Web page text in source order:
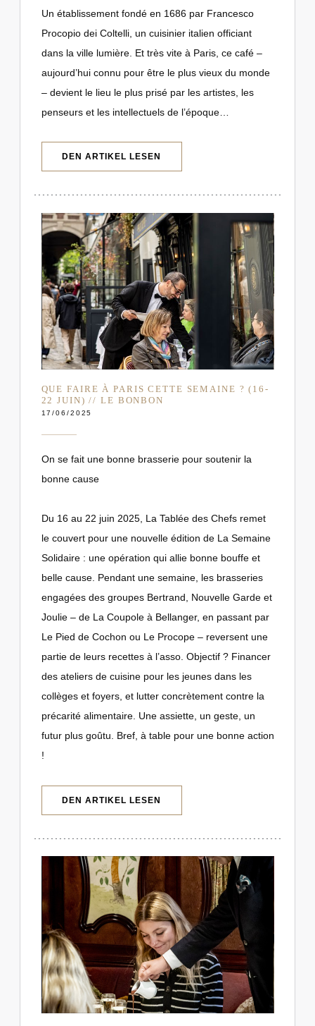
Un établissement fondé en 1686 par Francesco
Procopio dei Coltelli, un cuisinier italien officiant
dans la ville lumière. Et très vite à Paris, ce café –
aujourd’hui connu pour être le plus vieux du monde
– devient le lieu le plus prisé par les artistes, les
penseurs et les intellectuels de l’époque…
DEN ARTIKEL LESEN
QUE FAIRE À PARIS CETTE SEMAINE ? (16-
22 JUIN) // LE BONBON
17/06/2025
On se fait une bonne brasserie pour soutenir la
bonne cause
Du 16 au 22 juin 2025, La Tablée des Chefs remet
le couvert pour une nouvelle édition de La Semaine
Solidaire : une opération qui allie bonne bouffe et
belle cause. Pendant une semaine, les brasseries
engagées des groupes Bertrand, Nouvelle Garde et
Joulie – de La Coupole à Bellanger, en passant par
Le Pied de Cochon ou Le Procope – reversent une
partie de leurs recettes à l’asso. Objectif ? Financer
des ateliers de cuisine pour les jeunes dans les
collèges et foyers, et lutter concrètement contre la
précarité alimentaire. Une assiette, un geste, un
futur plus goûtu. Bref, à table pour une bonne action
!
DEN ARTIKEL LESEN